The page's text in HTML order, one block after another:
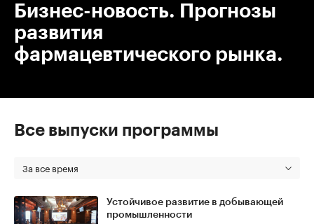
Бизнес-новость. Прогнозы
развития
фармацевтического рынка.
Все выпуски программы
За все время
Устойчивое развитие в добывающей
промышленности